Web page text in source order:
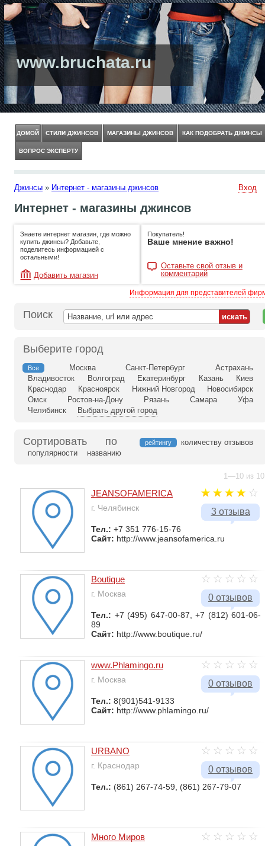
www.bruchata.ru
ДОМОЙ СТИЛИ ДЖИНСОВ МАГАЗИНЫ ДЖИНСОВ КАК ПОДОБРАТЬ ДЖИНСЫ
ВОПРОС ЭКСПЕРТУ
Джинсы » Интернет - магазины джинсов Вход
Интернет - магазины джинсов
Знаете интернет магазин, где можно
купить джинсы? Добавьте,
поделитесь информацией с
остальными!
Добавить магазин
Покупатель!
Ваше мнение важно!
Оставьте свой отзыв и
комментарий
Информация для представителей
Поиск
Выберите город
Все Москва Санкт-Петербург
Астрахань
Владивосток
Волгоград Екатеринбург Казань
Киев
Краснодар
Красноярск Нижний Новгород
Новосибирск
Омск
Ростов-на-Дону Рязань Самара
Уфа
Челябинск
Выбрать другой город
Сортировать по рейтингу
количеству отзывов
популярности
названию
1—10 из
3 отзыва
JEANSOFAMERICA
г. Челябинск
Тел.: +7 351 776-15-76
Сайт: http://www.jeansofamerica.ru
0 отзывов
Boutique
г. Москва
Тел.: +7 (495) 647-00-87, +7 (812) 601-06-
89
Сайт: http://www.boutique.ru/
0 отзывов
www.Phlamingo.ru
г. Москва
Тел.: 8(901)541-9133
Сайт: http://www.phlamingo.ru/
0 отзывов
URBANO
г. Краснодар
Тел.: (861) 267-74-59, (861) 267-79-07
Много Миров